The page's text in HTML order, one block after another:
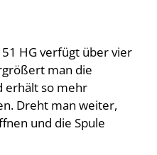
HG verfügt über vier
man die
erhält so mehr
Dreht man weiter,
und die Spule